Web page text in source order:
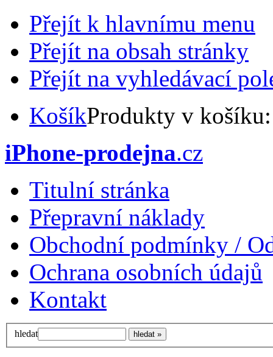
Přejít k hlavnímu menu
Přejít na obsah stránky
Přejít na vyhledávací
KošíkProdukty v
iPhone-prodejna.cz
Titulní stránka
Přepravní náklady
Obchodní podmínky /
Ochrana osobních údajů
Kontakt
hledat